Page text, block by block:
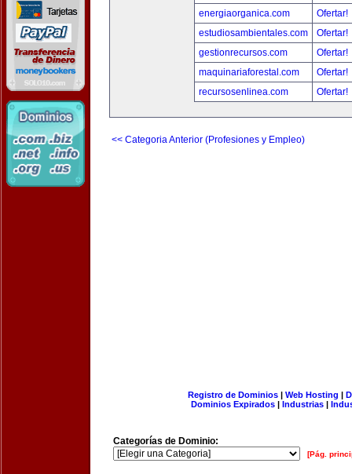
energiaorganica.com
Ofertar!
estudiosambientales.com
Ofertar!
gestionrecursos.com
Ofertar!
maquinariaforestal.com
Ofertar!
recursosenlinea.com
Ofertar!
<< Categoria Anterior (Profesiones y Empleo)
Registro de Dominios| Web Hosting |
Dominios Expirados | Industrias |
Categorías de Dominio:
[Pág.